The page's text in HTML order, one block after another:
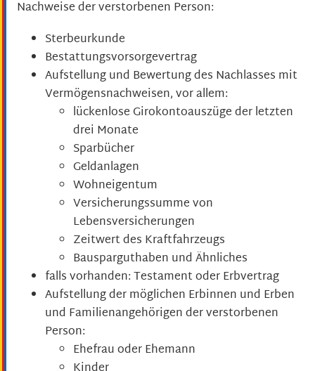
Nachweise der verstorbenen Person:
Sterbeurkunde
Bestattungsvorsorgevertrag
Aufstellung und Bewertung des Nachlasses mit
Vermögensnachweisen, vor allem:
lückenlose Girokontoauszüge der letzten
drei Monate
Sparbücher
Geldanlagen
Wohneigentum
Versicherungssumme von
Lebensversicherungen
Zeitwert des Kraftfahrzeugs
Bausparguthaben und Ähnliches
falls vorhanden: Testament oder Erbvertrag
Aufstellung der möglichen Erbinnen und Erben
und Familienangehörigen der verstorbenen
Person:
Ehefrau oder Ehemann